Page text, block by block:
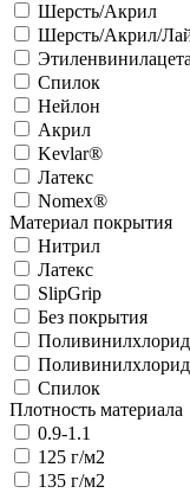
Шерсть/Акрил
Шерсть/Акрил/
Спилок
Нейлон
Акрил
Kevlar®
Латекс
Nomex®
Материал покрытия
Нитрил
Латекс
SlipGrip
Без покрытия
Поливинилхлорид
Поливинилхлорид
Спилок
Плотность материала
0.9-1.1
125 г/м2
135 г/м2